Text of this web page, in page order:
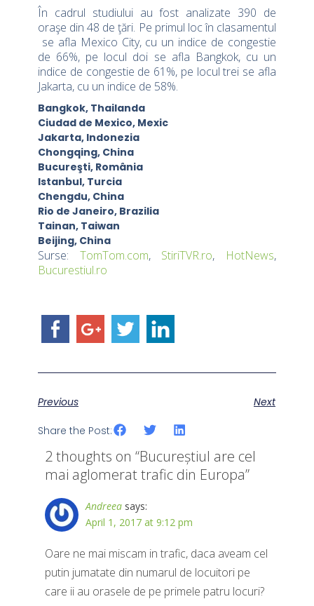
În cadrul studiului au fost analizate 390 de
oraşe din 48 de ţări. Pe primul loc în clasamentul
se afla Mexico City, cu un indice de congestie
de 66%, pe locul doi se afla Bangkok, cu un
indice de congestie de 61%, pe locul trei se afla
Jakarta, cu un indice de 58%.
Bangkok, Thailanda
Ciudad de Mexico, Mexic
Jakarta, Indonezia
Chongqing, China
Bucureşti, România
Istanbul, Turcia
Chengdu, China
Rio de Janeiro, Brazilia
Tainan, Taiwan
Beijing, China
Surse: TomTom.com, StiriTVR.ro, HotNews,
Bucurestiul.ro
Previous Next
Share the Post:
2 thoughts on “Bucureștiul are cel
mai aglomerat trafic din Europa”
Andreea says:
April 1, 2017 at 9:12 pm
Oare ne mai miscam in trafic, daca aveam cel
putin jumatate din numarul de locuitori pe
care ii au orasele de pe primele patru locuri?